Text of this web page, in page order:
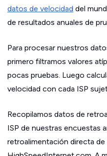
datos de velocidad del
de resultados anuales de
Para procesar nuestros
primero filtramos valores
pocas pruebas. Luego
velocidad con cada ISP
Recopilamos datos de
ISP de nuestras encuestas
retroalimentación directa de